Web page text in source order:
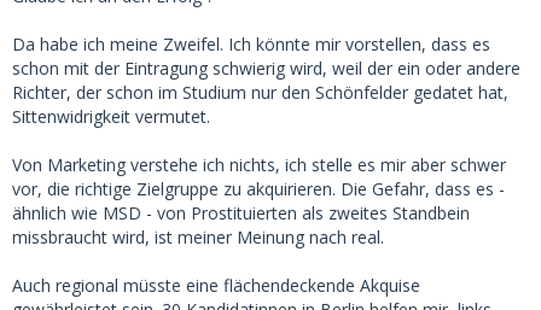
Da habe ich meine Zweifel. Ich könnte mir vorstellen, dass es
schon mit der Eintragung schwierig wird, weil der ein oder andere
Richter, der schon im Studium nur den Schönfelder gedatet hat,
Sittenwidrigkeit vermutet.
Von Marketing verstehe ich nichts, ich stelle es mir aber schwer
vor, die richtige Zielgruppe zu akquirieren. Die Gefahr, dass es -
ähnlich wie MSD - von Prostituierten als zweites Standbein
missbraucht wird, ist meiner Meinung nach real.
Auch regional müsste eine flächendeckende Akquise